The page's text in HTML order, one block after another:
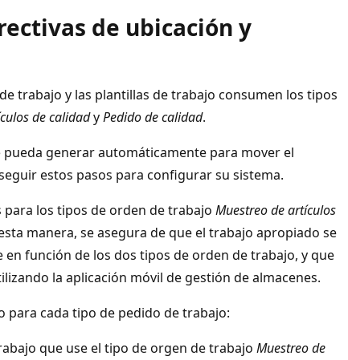
de ubicación y
trabajo y las plantillas de trabajo consumen los tipos
de calidadyPedido de calidad.
generar automáticamente para mover el
estos pasos para configurar su sistema.
para los tipos de orden de trabajo Muestreo de artículos
manera, se asegura de que el trabajo apropiado se
función de los dos tipos de orden de trabajo, y que
la aplicación móvil de gestión de almacenes.
para cada tipo de pedido de trabajo:
que use el tipo de orgen de trabajo Muestreo de